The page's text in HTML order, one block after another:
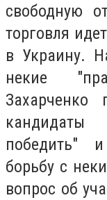
свободную
торговля
в Украину.
некие
победить"
борьбу с
вопрос об